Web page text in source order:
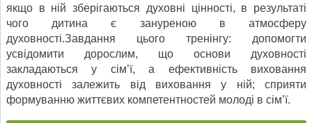
якщо в ній зберігаються духовні цінності, в результаті
чого дитина є зануреною в атмосферу
духовності.Завдання цього тренінгу: допомогти
усвідомити дорослим, що основи духовності
закладаються у сім’ї, а ефективність виховання
духовності залежить від виховання у ній; сприяти
формуванню життєвих компетентностей молоді в сім’ї.